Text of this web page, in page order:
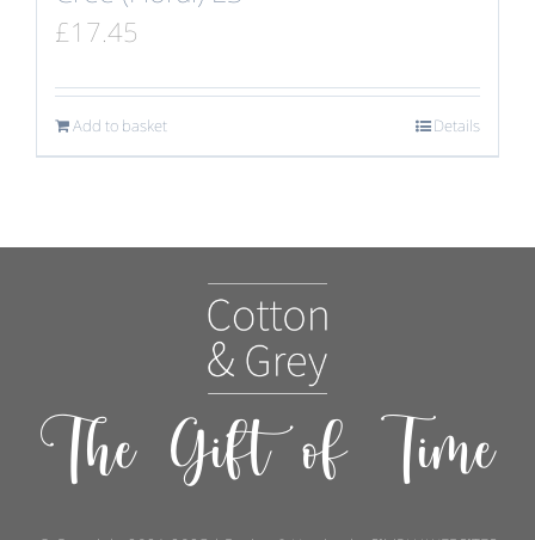
£17.45
Add to basket Details
The Gift of Time